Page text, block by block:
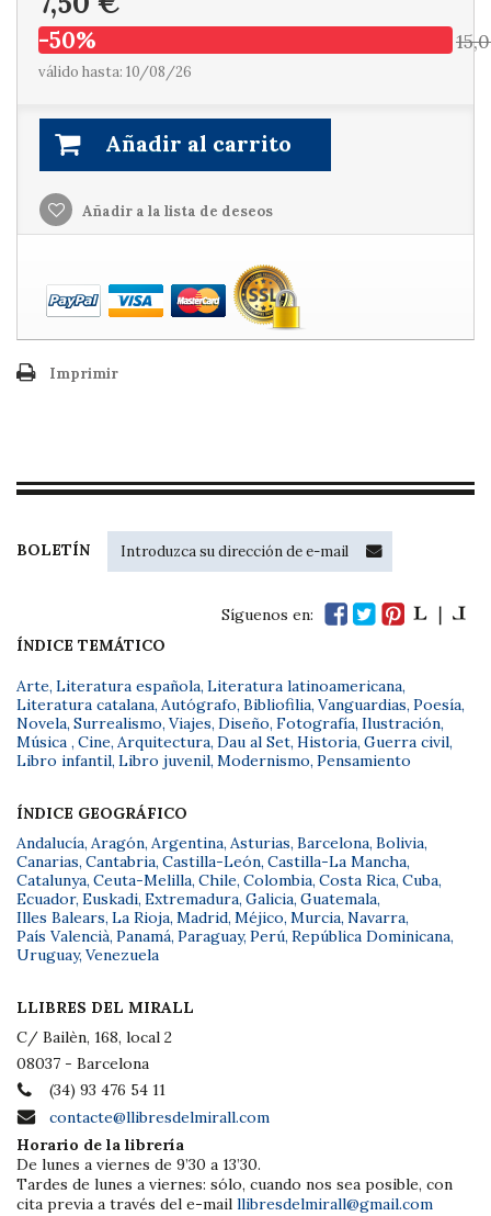
-50%
válido hasta: 10/08/26
Añadir al carrito
Añadir a la lista de deseos
Imprimir
BOLETÍN
Síguenos en:
ÍNDICE TEMÁTICO
Arte, Literatura española, Literatura latinoamericana,
Literatura catalana, Autógrafo, Bibliofilia, Vanguardias, Poesía,
Novela, Surrealismo, Viajes, Diseño, Fotografía, Ilustración,
Música , Cine, Arquitectura, Dau al Set, Historia, Guerra civil,
Libro infantil, Libro juvenil, Modernismo, Pensamiento
ÍNDICE GEOGRÁFICO
Andalucía, Aragón, Argentina, Asturias, Barcelona, Bolivia,
Canarias, Cantabria, Castilla-León, Castilla-La Mancha,
Catalunya, Ceuta-Melilla, Chile, Colombia, Costa Rica, Cuba,
Ecuador, Euskadi, Extremadura, Galicia, Guatemala,
Illes Balears, La Rioja, Madrid, Méjico, Murcia, Navarra,
País Valencià, Panamá, Paraguay, Perú, República Dominicana,
Uruguay, Venezuela
LLIBRES DEL MIRALL
C/ Bailèn, 168, local 2
08037 - Barcelona
(34) 93 476 54 11
contacte@llibresdelmirall.com
Horario de la librería
De lunes a viernes de 9’30 a 13’30.
Tardes de lunes a viernes: sólo, cuando nos sea posible, con
cita previa a través del e-mail llibresdelmirall@gmail.com